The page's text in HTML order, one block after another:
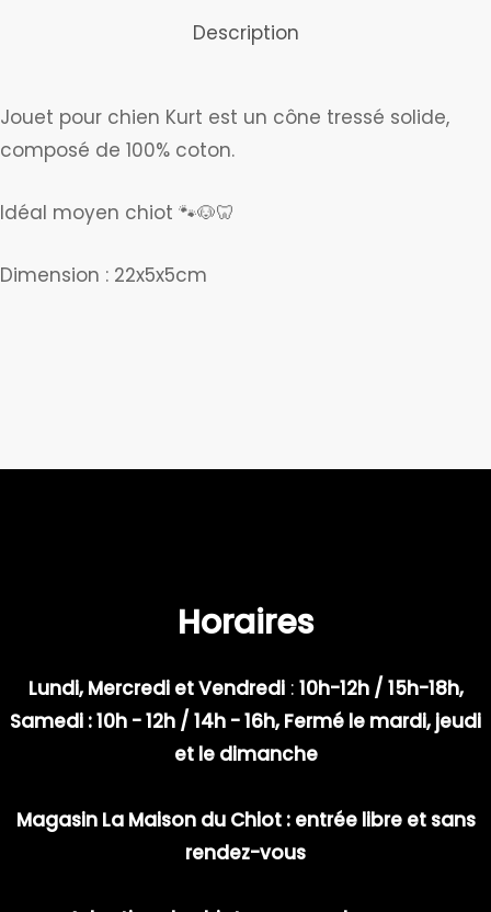
Description
Jouet pour chien Kurt est un cône tressé solide,
composé de 100% coton.
Idéal moyen chiot 🐾🐶🦷
Dimension : 22x5x5cm
Horaires
Lundi, Mercredi et Vendredi: 10h-12h / 15h-18h,
Samedi : 10h - 12h / 14h - 16h, Fermé le mardi, jeudi
et le dimanche
Magasin La Maison du Chiot : entrée libre et sans
rendez-vous